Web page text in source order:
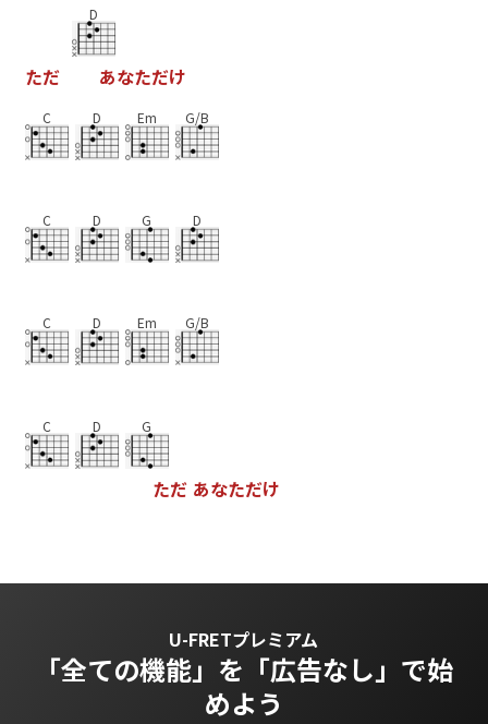
ただ
D
あなただけ
C D Em G/B
C D G D
C D Em G/B
C D G
ただ あなただけ
U-FRETプレミアム
「全ての機能」を 「広告なし」で始
めよう